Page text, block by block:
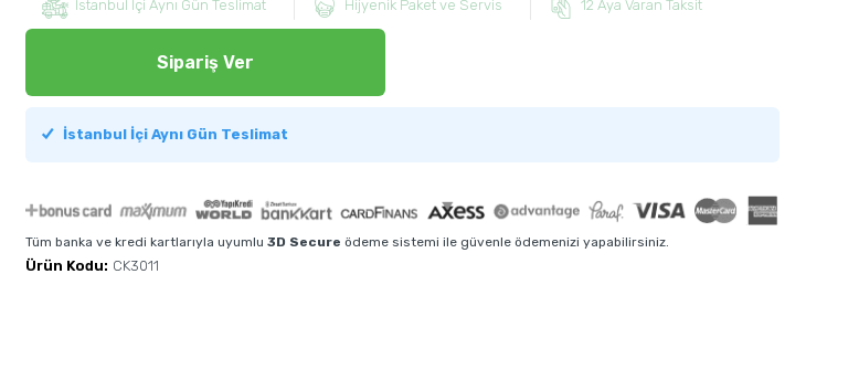
İstanbul İçi Aynı Gün Teslimat Hijyenik Paket ve Servis 12 Aya Varan Taksit
Sipariş Ver
İstanbul İçi Aynı Gün Teslimat
Tüm banka ve kredi kartlarıyla uyumlu 3D Secure ödeme sistemi ile güvenle ödemenizi yapabilirsiniz.
Ürün Kodu: CK3011